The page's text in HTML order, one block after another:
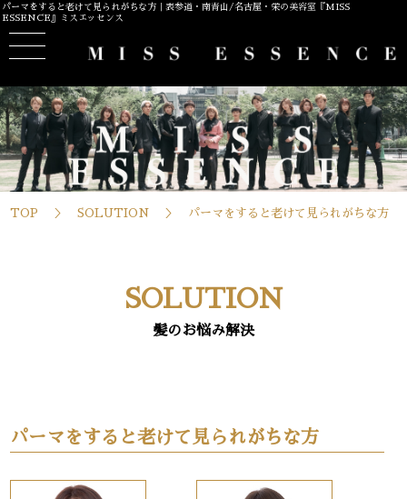
パーマをすると老けて見られがちな方｜表参道・南青山/名古屋・栄の美容室『MISS
ESSENCE』ミスエッセンス
TOP SOLUTION パーマをすると老けて見られがちな方
SOLUTION
髪のお悩み解決
パーマをすると老けて見られがちな方